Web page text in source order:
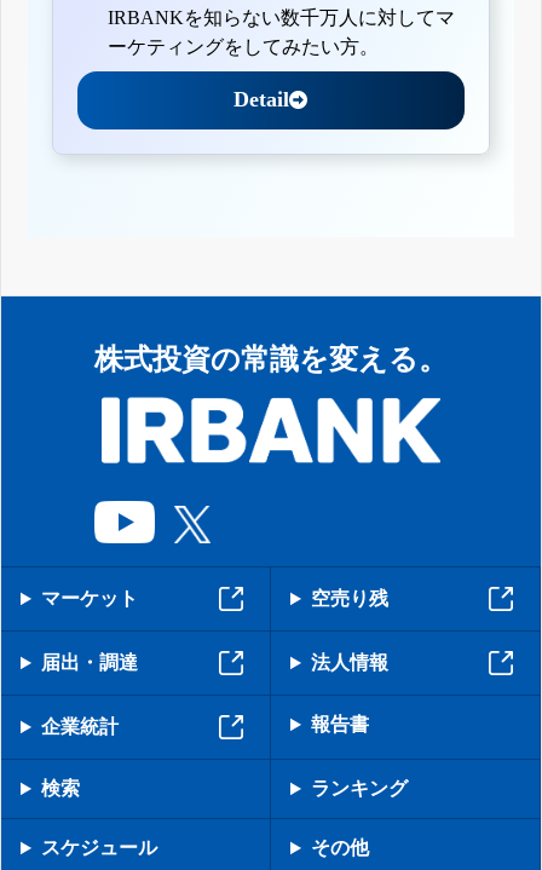
IRBANKを知らない数千万人に対してマ
ーケティングをしてみたい方。
Detail
株式投資の常識を変える。
マーケット 空売り残
届出・調達 法人情報
企業統計 報告書
検索 ランキング
スケジュール その他